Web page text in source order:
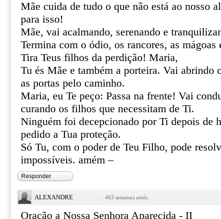
Mãe cuida de tudo o que não está ao nosso
para isso!
Mãe, vai acalmando, serenando e
Termina com o ódio, os rancores, as mágoas
Tira Teus filhos da perdição! Maria,
Tu és Mãe e também a porteira. Vai abrindo
as portas pelo caminho.
Maria, eu Te peço: Passa na frente! Vai
curando os filhos que necessitam de Ti.
Ninguém foi decepcionado por Ti depois de
pedido a Tua proteção.
Só Tu, com o poder de Teu Filho, pode
impossíveis. amém –
Responder
ALEXANDRE · 463 semanas atrás
Oração a Nossa Senhora Aparecida - II